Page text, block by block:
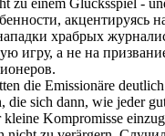
акцентируясь
храбрых
игру, а не на
die Emissionäre
die sich dann, wie jeder
kleine Kompromisse